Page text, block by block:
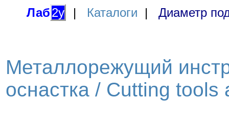
Лаб2у | Каталоги | Диаметр
Металлорежущий
оснастка / Cutting